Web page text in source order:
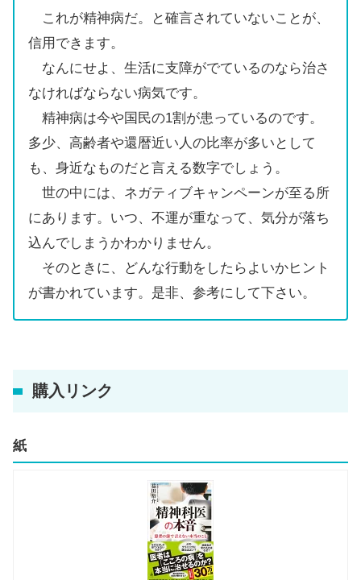
これが精神病だ。と確言されていないことが、
信用できます。
なんにせよ、生活に支障がでているのなら治さ
なければならない病気です。
精神病は今や国民の1割が患っているのです。
多少、高齢者や還暦近い人の比率が多いとして
も、身近なものだと言える数字でしょう。
世の中には、ネガティブキャンペーンが至る所
にあります。いつ、不運が重なって、気分が落ち
込んでしまうかわかりません。
そのときに、どんな行動をしたらよいかヒント
が書かれています。是非、参考にして下さい。
購入リンク
紙